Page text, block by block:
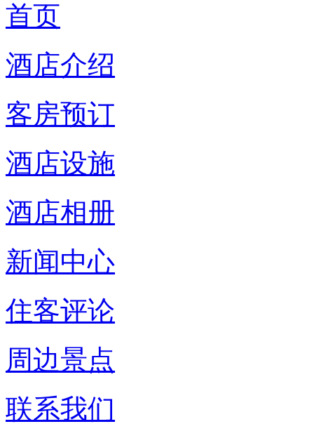
首页
酒店介绍
客房预订
酒店设施
酒店相册
新闻中心
住客评论
周边景点
联系我们